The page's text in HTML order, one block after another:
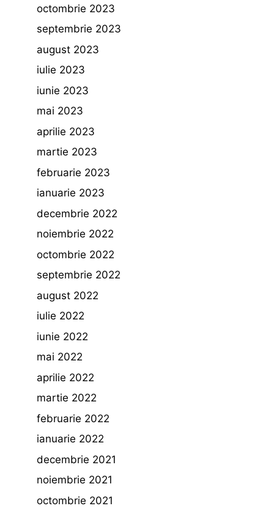
octombrie 2023
septembrie 2023
august 2023
iulie 2023
iunie 2023
mai 2023
aprilie 2023
martie 2023
februarie 2023
ianuarie 2023
decembrie 2022
noiembrie 2022
octombrie 2022
septembrie 2022
august 2022
iulie 2022
iunie 2022
mai 2022
aprilie 2022
martie 2022
februarie 2022
ianuarie 2022
decembrie 2021
noiembrie 2021
octombrie 2021